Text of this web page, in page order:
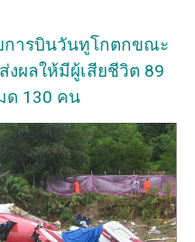
การบินวันทูโกตกขณะ
ผลให้มีผู้เสียชีวิต 89
ด 130 คน